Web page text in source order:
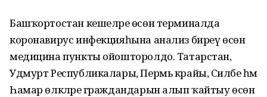
Башҡортостан кешеләре өсөн терминалда
коронавирус инфекцияһына анализ биреү өсөн
медицина пункты ойошторолдо. Татарстан,
Удмурт Республикалары, Пермь крайы, Силәбе һәм
Һамар өлкәләре граждандарын алып ҡайтыу өсөн